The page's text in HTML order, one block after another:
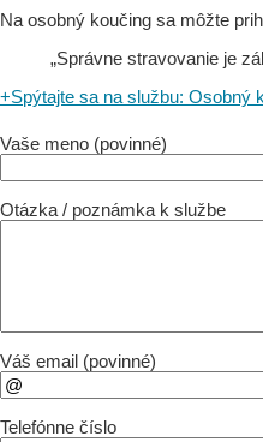
Na osobný koučing sa môžte
„Správne stravovanie je
+Spýtajte sa na službu: Osobný
Vaše meno (povinné)
Otázka / poznámka k službe
Váš email (povinné)
Telefónne číslo